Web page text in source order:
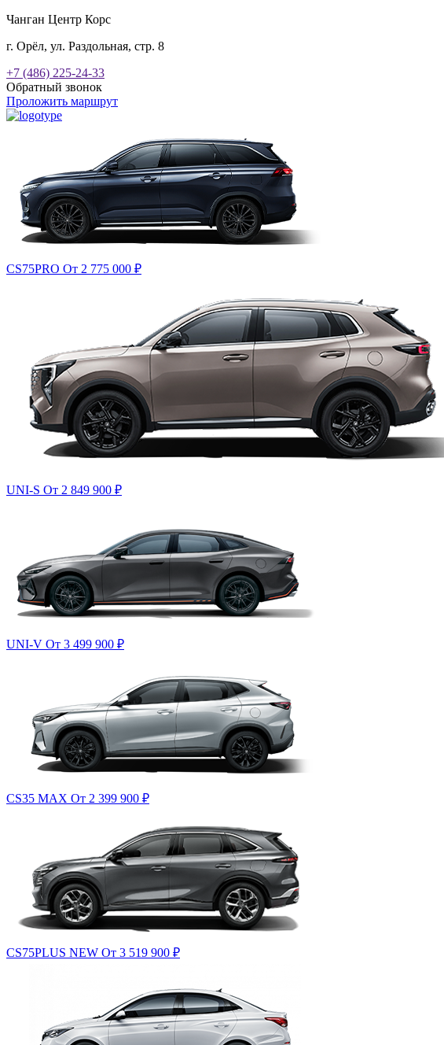
Чанган Центр Корс
г. Орёл, ул. Раздольная, стр. 8
+7 (486) 225-24-33
Обратный звонок
Проложить маршрут
CS75PRO От 2 775 000 ₽
UNI-S От 2 849 900 ₽
UNI-V От 3 499 900 ₽
CS35 MAX От 2 399 900 ₽
CS75PLUS NEW От 3 519 900 ₽